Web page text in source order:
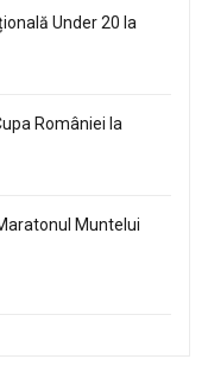
Under 20 la
României la
Muntelui